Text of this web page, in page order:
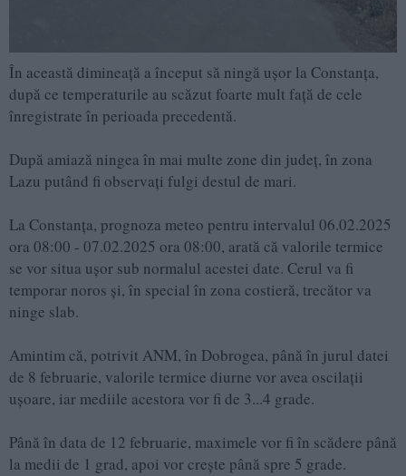
În această dimineață a început să ningă ușor la Constanța,
după ce temperaturile au scăzut foarte mult față de cele
înregistrate în perioada precedentă.
După amiază ningea în mai multe zone din județ, în zona
Lazu putând fi observați fulgi destul de mari.
La Constanța, prognoza meteo pentru intervalul 06.02.2025
ora 08:00 - 07.02.2025 ora 08:00, arată că valorile termice
se vor situa ușor sub normalul acestei date. Cerul va fi
temporar noros și, în special în zona costieră, trecător va
ninge slab.
Amintim că, potrivit ANM, în Dobrogea, până în jurul datei
de 8 februarie, valorile termice diurne vor avea oscilații
ușoare, iar mediile acestora vor fi de 3...4 grade.
Până în data de 12 februarie, maximele vor fi în scădere până
la medii de 1 grad, apoi vor crește până spre 5 grade.